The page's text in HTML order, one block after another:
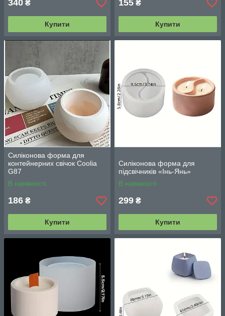
340 ₴
Купити
155 ₴
Купити
Силіконова форма для
контейнерних свічок Coolia
G87
В наявності
186 ₴
Купити
Силіконова форма для
підсвічників «Інь-Янь»
В наявності
299 ₴
Купити